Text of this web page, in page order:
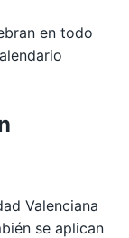
en todo
Valenciana
se aplican